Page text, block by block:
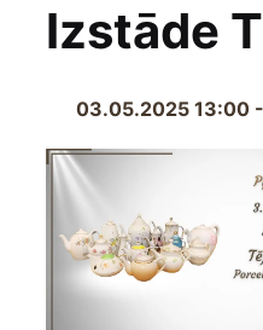
Izstāde
03.05.2025 13:00